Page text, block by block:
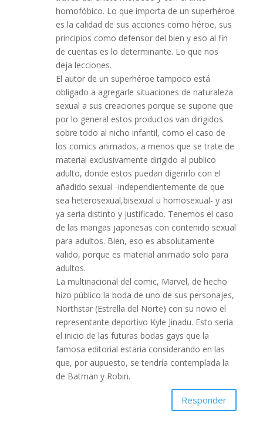
homofóbico. Lo que importa de un superhéroe
es la calidad de sus acciones como héroe, sus
principios como defensor del bien y eso al fin
de cuentas es lo determinante. Lo que nos
deja lecciones.
El autor de un superhéroe tampoco está
obligado a agregarle situaciones de naturaleza
sexual a sus creaciones porque se supone que
por lo general estos productos van dirigidos
sobre todo al nicho infantil, como el caso de
los comics animados, a menos que se trate de
material exclusivamente dirigido al publico
adulto, donde estos puedan digerirlo con el
añadido sexual -independientemente de que
sea heterosexual,bisexual u homosexual- y asi
ya seria distinto y justificado. Tenemos el caso
de las mangas japonesas con contenido sexual
para adultos. Bien, eso es absolutamente
valido, porque es material animado solo para
adultos.
La multinacional del comic, Marvel, de hecho
hizo público la boda de uno de sus personajes,
Northstar (Estrella del Norte) con su novio el
representante deportivo Kyle Jinadu. Esto seria
el inicio de las futuras bodas gays que la
famosa editorial estaria considerando en las
que, por aupuesto, se tendría contemplada la
de Batman y Robin.
Responder